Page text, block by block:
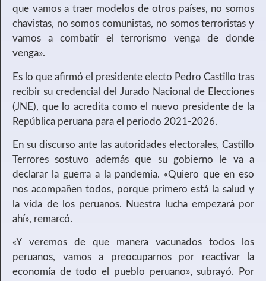
que vamos a traer modelos de otros países, no somos
chavistas, no somos comunistas, no somos terroristas y
vamos a combatir el terrorismo venga de donde
venga».
Es lo que afirmó el presidente electo Pedro Castillo tras
recibir su credencial del Jurado Nacional de Elecciones
(JNE), que lo acredita como el nuevo presidente de la
República peruana para el periodo 2021-2026.
En su discurso ante las autoridades electorales, Castillo
Terrores sostuvo además que su gobierno le va a
declarar la guerra a la pandemia. «Quiero que en eso
nos acompañen todos, porque primero está la salud y
la vida de los peruanos. Nuestra lucha empezará por
ahí», remarcó.
«Y veremos de que manera vacunados todos los
peruanos, vamos a preocuparnos por reactivar la
economía de todo el pueblo peruano», subrayó. Por